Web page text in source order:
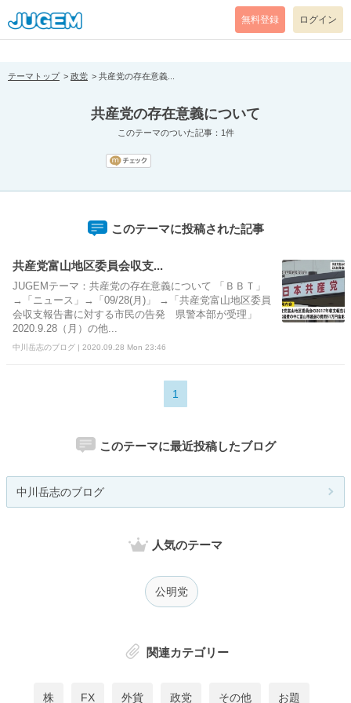
[pear_error: message="Success" code=0 mode=return level=notice
prefix="" info=""]
無料登録 ログイン
テーマトップ 政党 共産党の存在意義...
共産党の存在意義について
このテーマのついた記事：1件
このテーマに投稿された記事
共産党富山地区委員会収支...
JUGEMテーマ：共産党の存在意義について 「ＢＢＴ」
→「ニュース」→「09/28(月)」 →「共産党富山地区委員
会収支報告書に対する市民の告発 県警本部が受理」
2020.9.28（月）の他...
中川岳志のブログ | 2020.09.28 Mon 23:46
1
このテーマに最近投稿したブログ
中川岳志のブログ
人気のテーマ
公明党
関連カテゴリー
株 FX 外貨 政党 その他 お題